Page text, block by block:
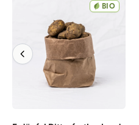
BIO